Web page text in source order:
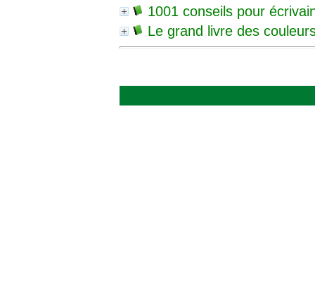
1001 conseils pour
Le grand livre des